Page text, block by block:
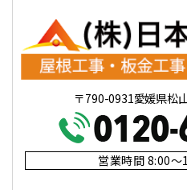
〒790-0931愛媛県松
営業時間 8:00